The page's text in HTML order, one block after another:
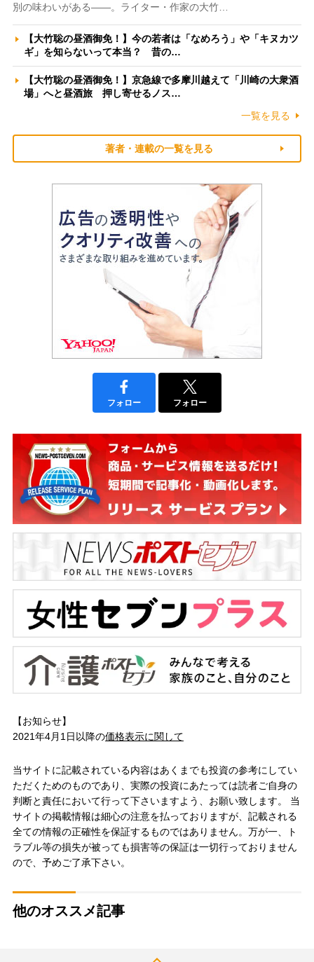
別の味わいがある――。ライター・作家の大竹…
【大竹聡の昼酒御免！】今の若者は「なめろう」や「キヌカツ
ギ」を知らないって本当？ 昔の…
【大竹聡の昼酒御免！】京急線で多摩川越えて「川崎の大衆酒
場」へと昼酒旅 押し寄せるノス…
一覧を見る
著者・連載の一覧を見る
フォロー フォロー
【お知らせ】
2021年4月1日以降の価格表示に関して
当サイトに記載されている内容はあくまでも投資の参考にしてい
ただくためのものであり、実際の投資にあたっては読者ご自身の
判断と責任において行って下さいますよう、お願い致します。 当
サイトの掲載情報は細心の注意を払っておりますが、記載される
全ての情報の正確性を保証するものではありません。万が一、ト
ラブル等の損失が被っても損害等の保証は一切行っておりません
ので、予めご了承下さい。
他のオススメ記事